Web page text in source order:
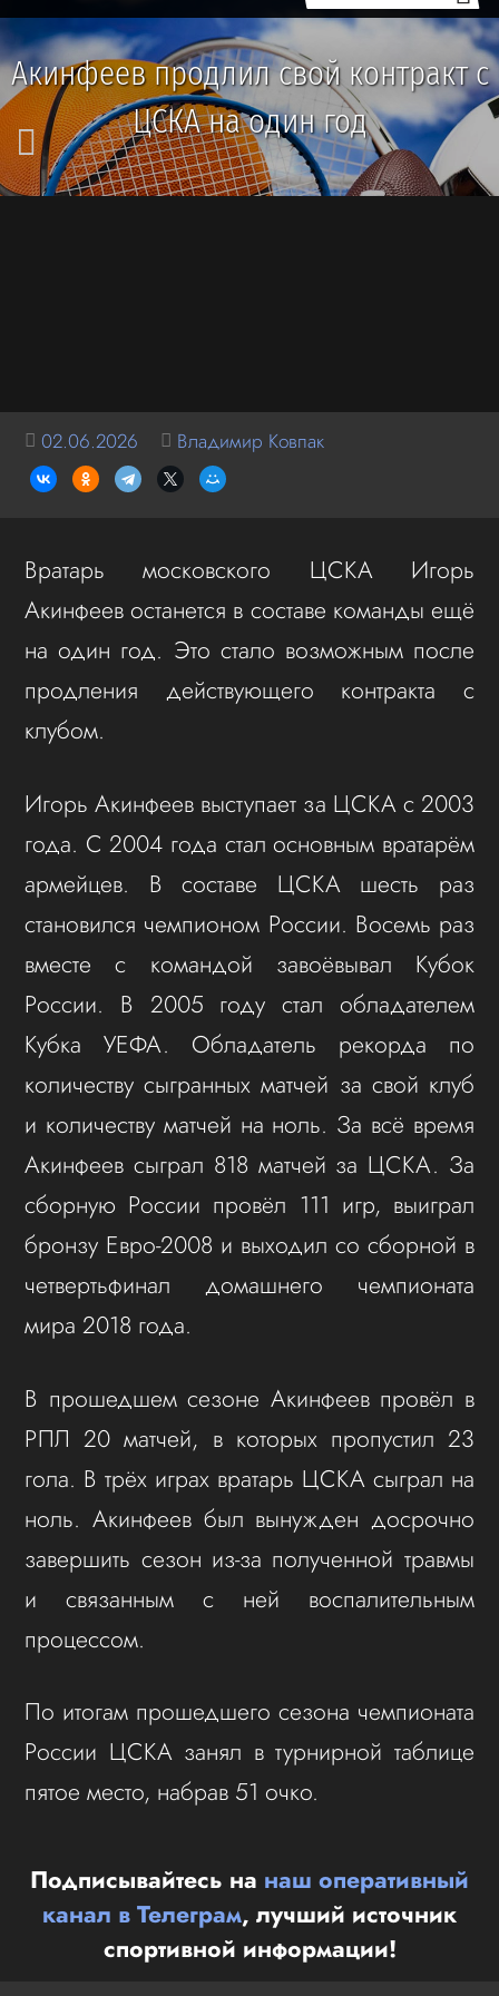
Акинфеев продлил свой контракт с
ЦСКА на один год
02.06.2026 Владимир Ковпак
Вратарь московского ЦСКА Игорь
Акинфеев останется в составе команды ещё
на один год. Это стало возможным после
продления действующего контракта с
клубом.
Игорь Акинфеев выступает за ЦСКА с 2003
года. С 2004 года стал основным вратарём
армейцев. В составе ЦСКА шесть раз
становился чемпионом России. Восемь раз
вместе с командой завоёвывал Кубок
России. В 2005 году стал обладателем
Кубка УЕФА. Обладатель рекорда по
количеству сыгранных матчей за свой клуб
и количеству матчей на ноль. За всё время
Акинфеев сыграл 818 матчей за ЦСКА. За
сборную России провёл 111 игр, выиграл
бронзу Евро-2008 и выходил со сборной в
четвертьфинал домашнего чемпионата
мира 2018 года.
В прошедшем сезоне Акинфеев провёл в
РПЛ 20 матчей, в которых пропустил 23
гола. В трёх играх вратарь ЦСКА сыграл на
ноль. Акинфеев был вынужден досрочно
завершить сезон из-за полученной травмы
и связанным с ней воспалительным
процессом.
По итогам прошедшего сезона чемпионата
России ЦСКА занял в турнирной таблице
пятое место, набрав 51 очко.
Подписывайтесь на наш оперативный
канал в Телеграм, лучший источник
спортивной информации!